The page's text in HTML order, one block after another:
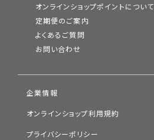
オンラインショップポイントについて
定期便のご案内
よくあるご質問
お問い合わせ
企業情報
オンラインショップ利用規約
プライバシーポリシー